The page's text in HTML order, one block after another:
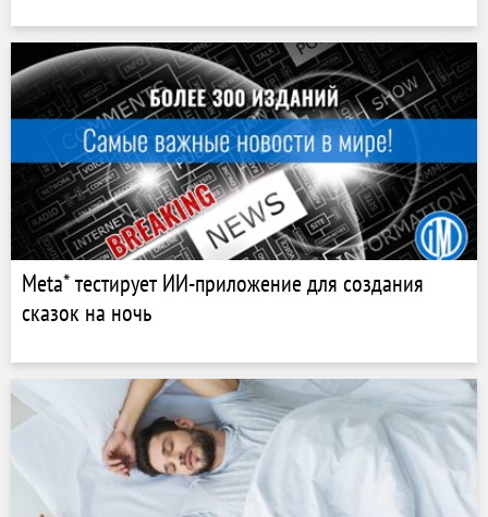
Meta* тестирует ИИ-приложение для создания
сказок на ночь